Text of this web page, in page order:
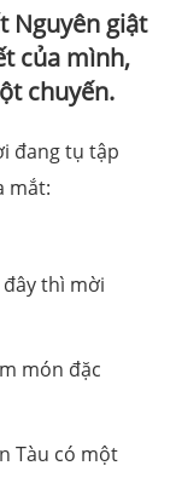
Nguyên giật
của mình,
chuyến.
đang tụ tập
mắt:
thì mời
món đặc
Tàu có một